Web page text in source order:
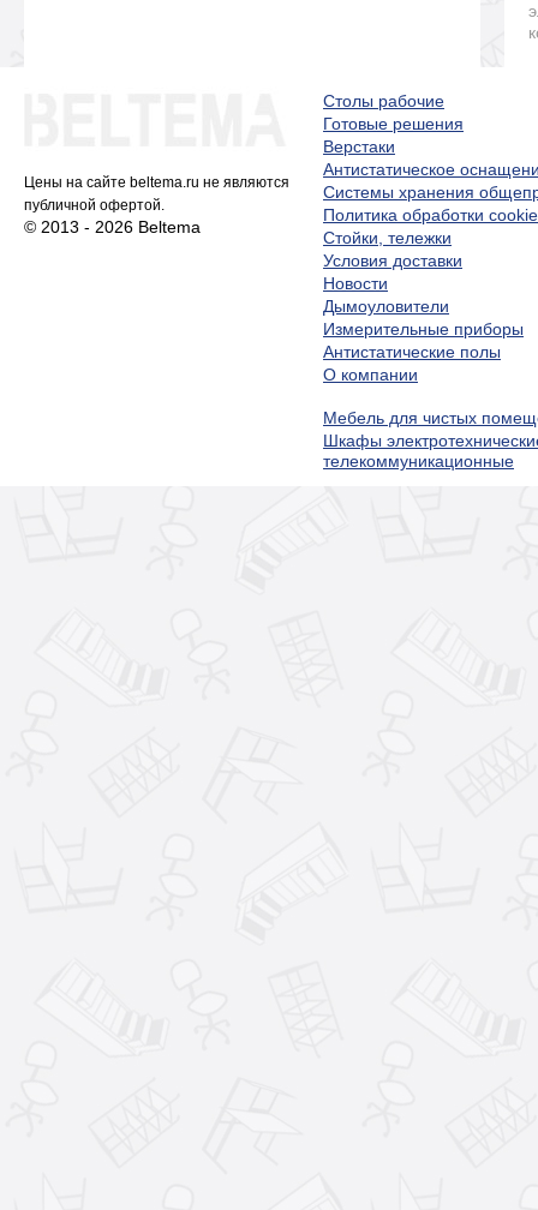
Цены на сайте beltema.ru не являются
публичной офертой.
© 2013 - 2026 Beltema
Столы рабочие
Готовые решения
Верстаки
Антистатическое
Системы хранения
Политика обработки cookie
Стойки, тележки
Условия доставки
Новости
Дымоуловители
Измерительные приборы
Антистатические полы
О компании
Мебель для чистых
Шкафы
телекоммуникационные